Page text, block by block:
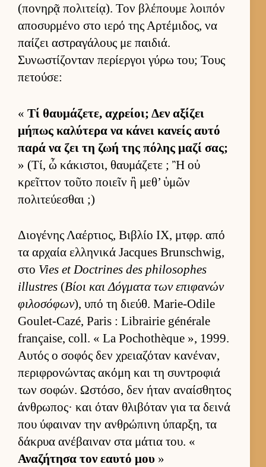
(πονηρᾷ πολιτεί­ᾳ). Τον βλέπουμε λοι­πόν
αποσυρ­μένο στο ιερό της Αρ­τέμιδος, να
παί­ζει αστραγάλους με παι­διά.
Συνωστίζονταν περίερ­γοι γύρω του; Τους
πετού­σε:
« Τί θαυ­μάζετε, αχρεί­οι; Δεν αξίζει
μήπως καλύτερα να κάνει κανείς αυτό
παρά να ζει τη ζωή της πόλης μαζί σας;
» (Τί, ὦ κάκιστοι, θαυ­μάζετε ; Ἢ οὐ
κρεῖτ­τον τοῦτο ποιεῖν ἢ μεθ’ ὑμῶν
πολιτεύ­εσθαι ;)
Διο­γένης Λαέρ­τιος, Βιβλίο IX, μτ­φρ. από
τα αρ­χαία ελ­ληνικά Jacques Brunschwig,
στο Vies et Doctrines des philosophes
illustres (Βίοι και Δόγ­ματα των επιφανών
φιλοσόφων), υπό τη διεύθ. Marie-Odile
Goulet-Cazé, Paris : Librairie générale
française, coll. « La Pochothèque », 1999.
Αυ­τός ο σοφός δεν χρεια­ζόταν κανέναν,
περιφρονώντας ακόμη και τη συντροφιά
των σοφών. Ωστόσο, δεν ήταν αναί­σθητος
άν­θρωπος· και όταν θλιβόταν για τα δεινά
που ύφαι­ναν την αν­θρώπινη ύπαρ­ξη, τα
δάκρυα ανέβαι­ναν στα μάτια του. «
Αναζήτησα τον εαυτό μου »